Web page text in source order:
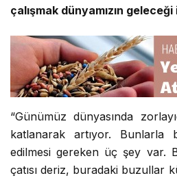
çalışmak dünyamızın
“Günümüz dünyasında
katlanarak artıyor. Bunlarla
edilmesi gereken üç şey var.
çatısı deriz, buradaki buzullar